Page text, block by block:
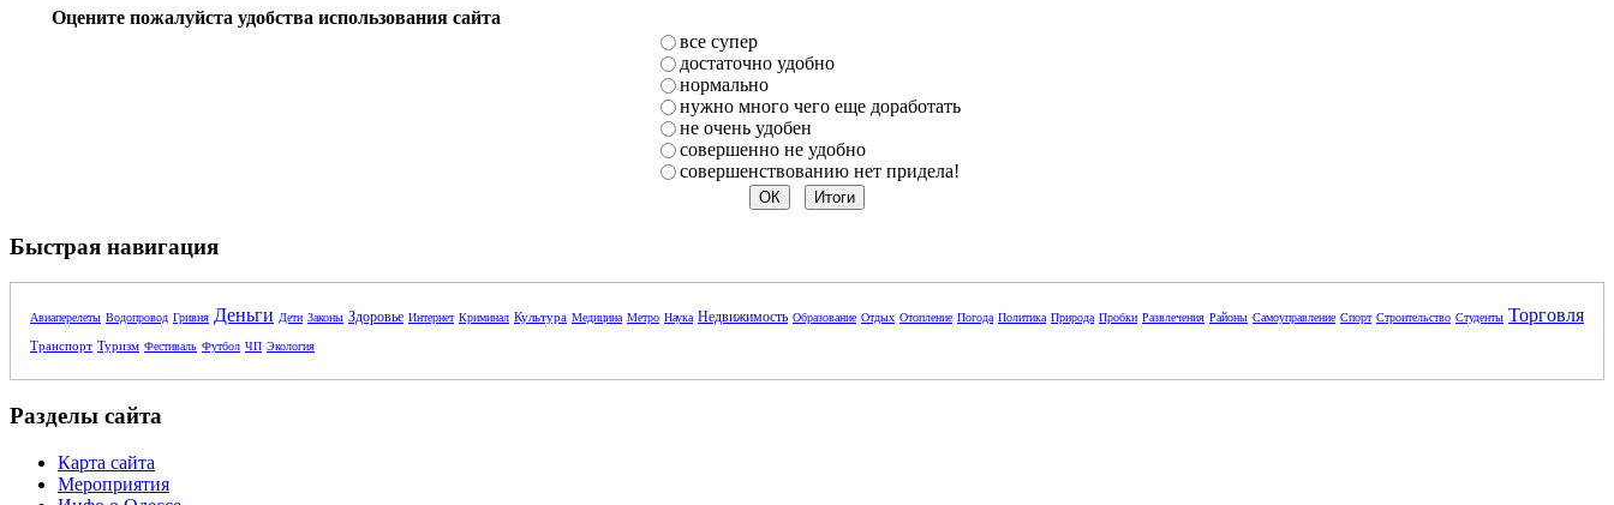
Оцените пожалуйста удобства использования сайта
все супер
достаточно удобно
нормально
нужно много чего еще доработать
не очень удобен
совершенно не удобно
совершенствованию нет придела!
Быстрая навигация
Авиаперелеты Водопровод Гривня Деньги Дети Законы Здоровье Интернет Криминал Культура Медицина Метро Наука Недвижимость Образование Отдых Отопление Погода Политика Природа Пробки Развлечения Районы Самоуправление Спорт Строительство Студенты Торговля
Транспорт Туризм Фестиваль Футбол ЧП Экология
Разделы сайта
Карта сайта
Мероприятия